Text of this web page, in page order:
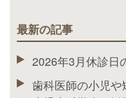
最新の記事
2026年3月休診日
歯科医師の小児